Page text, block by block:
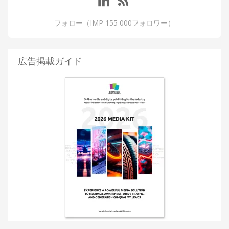
フォロー（IMP 155 000フォロワー）
広告掲載ガイド